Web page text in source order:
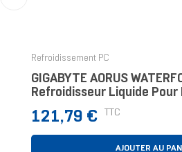
Refroidissement PC
GIGABYTE AORUS
Refroidisseur Liquide
Ventilateurs ARGB De 120
D'emboîte
Prix
121,79 € TTC
AJOUTER AU